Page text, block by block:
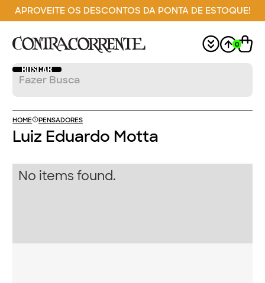
APROVEITE OS DESCONTOS DA PONTA DE ESTOQUE!
0
HOME PENSADORES
Luiz Eduardo Motta
No items found.